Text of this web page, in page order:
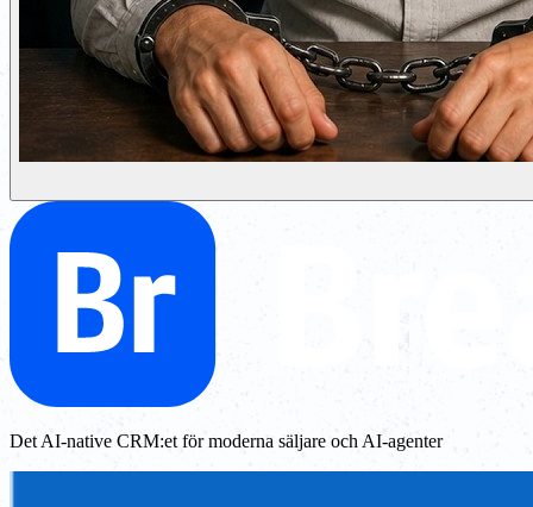
Det AI-native CRM:et för moderna säljare och AI-agenter